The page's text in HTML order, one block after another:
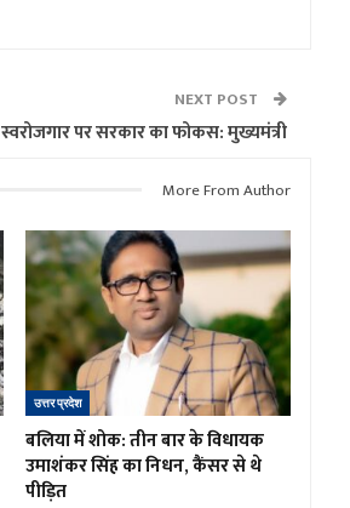
NEXT POST
स्वरोजगार पर सरकार का फोकस: मुख्यमंत्री
More From Author
उत्तर प्रदेश
बलिया में शोक: तीन बार के विधायक
उमाशंकर सिंह का निधन, कैंसर से थे
पीड़ित